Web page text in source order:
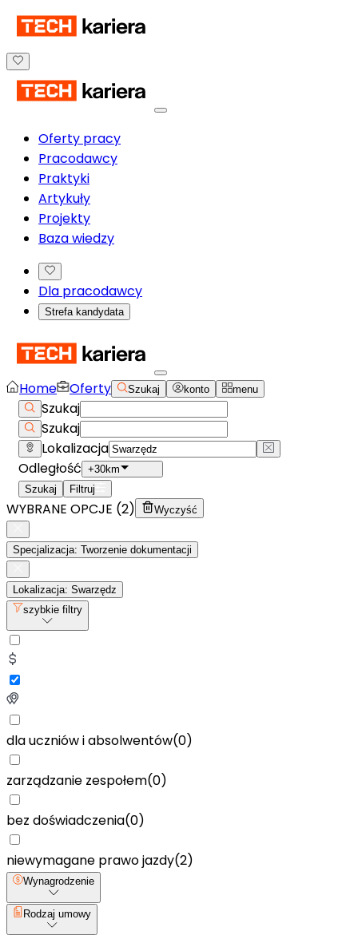
Oferty pracy
Pracodawcy
Praktyki
Artykuły
Projekty
Baza wiedzy
Dla pracodawcy
Strefa kandydata
Home Oferty Szukaj konto menu
Szukaj
Szukaj
Lokalizacja
Odległość +30km
Szukaj
Filtruj
WYBRANE OPCJE (2) Wyczyść
Specjalizacja: Tworzenie dokumentacji
Lokalizacja: Swarzędz
szybkie filtry
dla uczniów i absolwentów(0)
zarządzanie zespołem(0)
bez doświadczenia(0)
niewymagane prawo jazdy(2)
Wynagrodzenie
Rodzaj umowy